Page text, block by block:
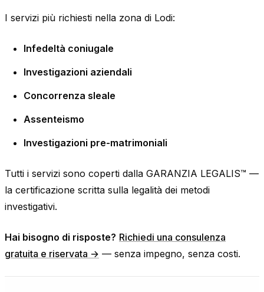
I servizi più richiesti nella zona di Lodi:
Infedeltà coniugale
Investigazioni aziendali
Concorrenza sleale
Assenteismo
Investigazioni pre-matrimoniali
Tutti i servizi sono coperti dalla GARANZIA LEGALIS™ —
la certificazione scritta sulla legalità dei metodi
investigativi.
Hai bisogno di risposte? Richiedi una consulenza
gratuita e riservata → — senza impegno, senza costi.